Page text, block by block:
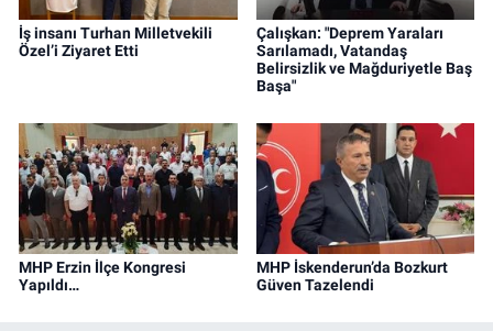
İş insanı Turhan Milletvekili
Özel’i Ziyaret Etti
Çalışkan: "Deprem Yaraları
Sarılamadı, Vatandaş
Belirsizlik ve Mağduriyetle Baş
Başa"
MHP Erzin İlçe Kongresi
Yapıldı…
MHP İskenderun’da Bozkurt
Güven Tazelendi